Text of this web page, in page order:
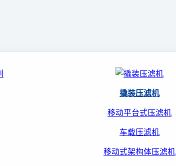
撬装压滤机
移动平台式压滤机
车载压滤机
移动式架构体压滤机